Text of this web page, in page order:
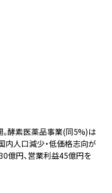
。酵素医薬品事業(同5%)は
内人口減少・低価格志向が
億円、営業利益45億円を